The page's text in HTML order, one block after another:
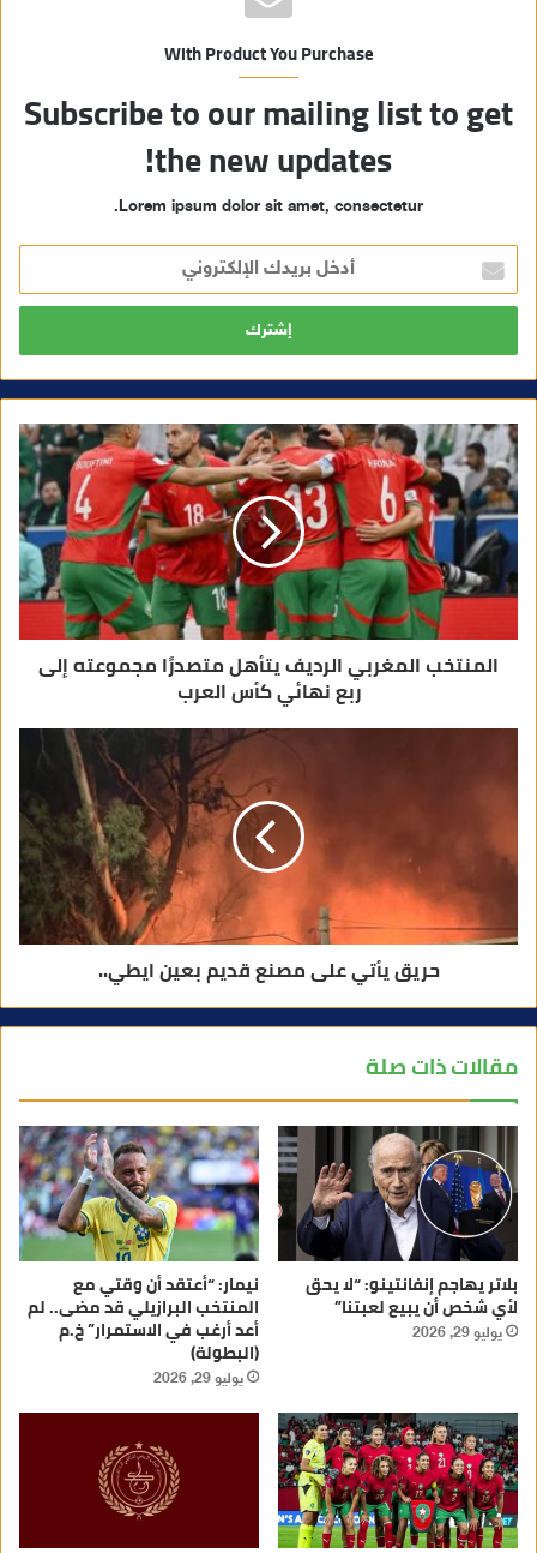
With Product You Purchase
Subscribe to our mailing list to get
the new updates!
Lorem ipsum dolor sit amet, consectetur.
خ
ل
ر
ا
ل
إ
ل
ك
ت
ر
ن
ي
المنتخب المغربي الرديف يتأهل متصدرًا مجموعته إلى
ربع نهائي كأس العرب
حريق يأتي على مصنع قديم بعين ايطي..
مقالات ذات صلة
بلاتر يهاجم إنفانتينو: “لا يحق
لأي شخص أن يبيع لعبتنا”
يوليو 29, 2026
نيمار: “أعتقد أن وقتي مع
المنتخب البرازيلي قد مضى.. لم
أعد أرغب في الاستمرار” خ.م
(البطولة)
يوليو 29, 2026